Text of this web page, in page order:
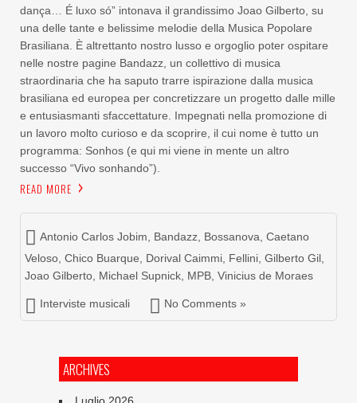
dança… É luxo só” intonava il grandissimo Joao Gilberto, su
una delle tante e belissime melodie della Musica Popolare
Brasiliana. È altrettanto nostro lusso e orgoglio poter ospitare
nelle nostre pagine Bandazz, un collettivo di musica
straordinaria che ha saputo trarre ispirazione dalla musica
brasiliana ed europea per concretizzare un progetto dalle mille
e entusiasmanti sfaccettature. Impegnati nella promozione di
un lavoro molto curioso e da scoprire, il cui nome è tutto un
programma: Sonhos (e qui mi viene in mente un altro
successo “Vivo sonhando”).
READ MORE
Antonio Carlos Jobim Bandazz Bossanova Caetano
Veloso Chico Buarque Dorival Caimmi Fellini Gilberto Gil
Joao Gilberto Michael Supnick MPB Vinicius de Moraes
Interviste musicali No Comments »
ARCHIVES